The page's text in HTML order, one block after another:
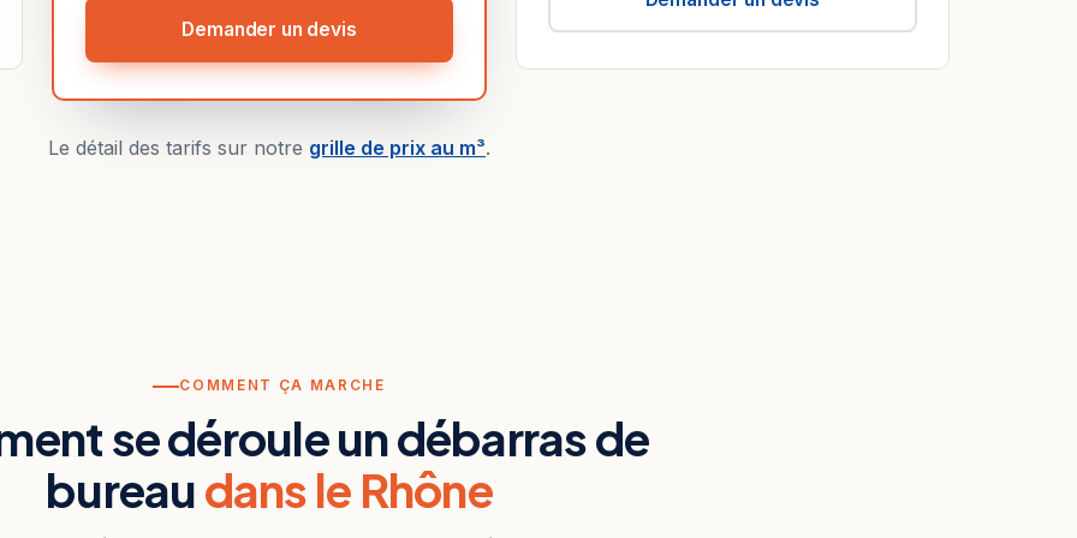
Demander un devis
Le détail des tarifs sur notre grille de prix au m³.
COMMENT ÇA MARCHE
se déroule un débarras de
bureaudans le Rhône